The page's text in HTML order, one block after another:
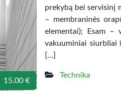
15.00 €
prekybą bei servisinį
– membraninės
elementai); Esam –
vakuuminiai siurbliai
[…]
Technika